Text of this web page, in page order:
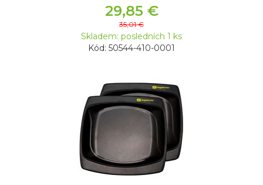
29,85 €
35,01 €
Skladem: posledních 1 ks
Kód: 50544-410-0001